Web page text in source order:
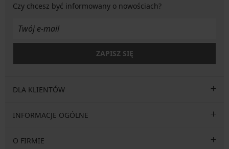
Czy chcesz być informowany o nowościach?
ZAPISZ SIĘ
DLA KLIENTÓW
INFORMACJE OGÓLNE
O FIRMIE